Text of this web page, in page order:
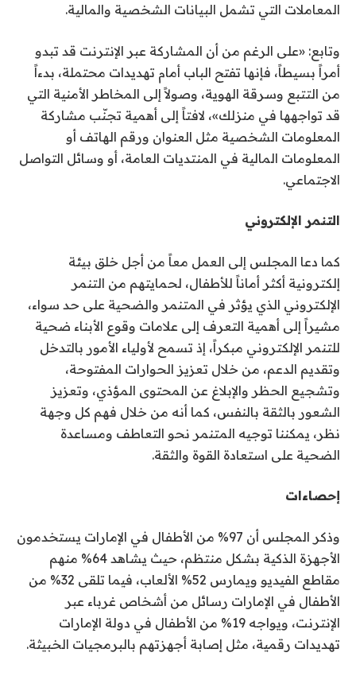
المعاملات التي تشمل البيانات الشخصية والمالية.
وتابع: «على الرغم من أن المشاركة عبر الإنترنت قد تبدو
أمراً بسيطاً، فإنها تفتح الباب أمام تهديدات محتملة، بدءاً
من التتبع وسرقة الهوية، وصولاً إلى المخاطر الأمنية التي
قد تواجهها في منزلك»، لافتاً إلى أهمية تجنّب مشاركة
المعلومات الشخصية مثل العنوان ورقم الهاتف أو
المعلومات المالية في المنتديات العامة، أو وسائل التواصل
الاجتماعي.
التنمر الإلكتروني
كما دعا المجلس إلى العمل معاً من أجل خلق بيئة
إلكترونية أكثر أماناً للأطفال، لحمايتهم من التنمر
الإلكتروني الذي يؤثر في المتنمر والضحية على حد سواء،
مشيراً إلى أهمية التعرف إلى علامات وقوع الأبناء ضحية
للتنمر الإلكتروني مبكراً، إذ تسمح لأولياء الأمور بالتدخل
وتقديم الدعم، من خلال تعزيز الحوارات المفتوحة،
وتشجيع الحظر والإبلاغ عن المحتوى المؤذي، وتعزيز
الشعور بالثقة بالنفس، كما أنه من خلال فهم كل وجهة
نظر، يمكننا توجيه المتنمر نحو التعاطف ومساعدة
الضحية على استعادة القوة والثقة.
إحصاءات
وذكر المجلس أن 97% من الأطفال في الإمارات يستخدمون
الأجهزة الذكية بشكل منتظم، حيث يشاهد 64% منهم
مقاطع الفيديو ويمارس 52% الألعاب، فيما تلقى 32% من
الأطفال في الإمارات رسائل من أشخاص غرباء عبر
الإنترنت، ويواجه 19% من الأطفال في دولة الإمارات
تهديدات رقمية، مثل إصابة أجهزتهم بالبرمجيات الخبيثة.